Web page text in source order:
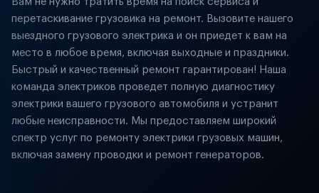
перетаскивание грузовика на ремонт. Вызовите нашего
выездного грузового электрика и он приедет к вам на
место в любое время, включая выходные и праздники.
Быстрый и качественный ремонт гарантирован! Наша
команда электриков проведет полную диагностику
электрики вашего грузового автомобиля и устранит
любые неисправности. Мы предоставляем широкий
спектр услуг по ремонту электрики грузовых машин,
включая замену проводки и ремонт генераторов.